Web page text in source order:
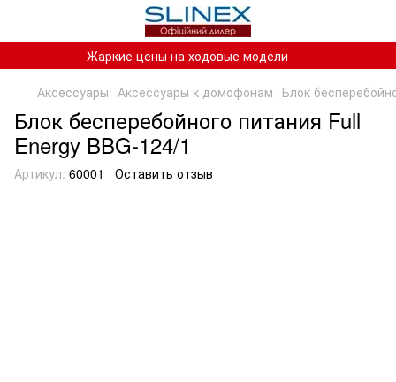
Жаркие цены на ходовые модели
Аксессуары Аксессуары к домофонам Блок
Блок бесперебойного питания Full
Energy BBG-124/1
Артикул: 60001 Оставить отзыв